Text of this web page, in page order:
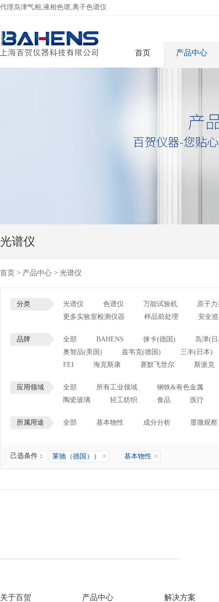
代理岛津气相,液相色谱,离子色谱仪
首页 产品中心
光谱仪
首页 > 产品中心 > 光谱仪
分类 光谱仪 色谱仪 万能试验机
原子
更多实验室检测仪器
样品前处理 安全
品牌 全部 BAHENS 徕卡(德国)
岛津(
奥智品(美国)
兹韦克(德国)
三丰(日本)
FEI
海克斯康 赛默飞世尔 斯派克
应用领域 全部 所有工业领域
钢铁&有色金属
陶瓷玻璃
轻工纺织 食品 医疗
所属用途 全部 基本物性 成分分析 显微观察
己选条件： 莱驰（德国）） 基本物性
关于百贺 产品中心 解决方案